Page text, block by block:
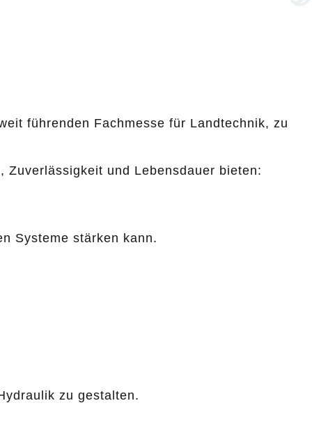
führenden Fachmesse für Landtechnik, zu
und Lebensdauer bieten:
Systeme stärken kann.
zu gestalten.